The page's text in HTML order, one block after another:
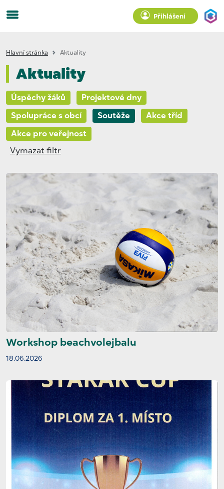
Přihlášení
Hlavní stránka Aktuality
Aktuality
Úspěchy žáků
Projektové dny
Spolupráce s obcí
Soutěže
Akce tříd
Akce pro veřejnost
Vymazat filtr
Workshop beachvolejbalu
18.06.2026